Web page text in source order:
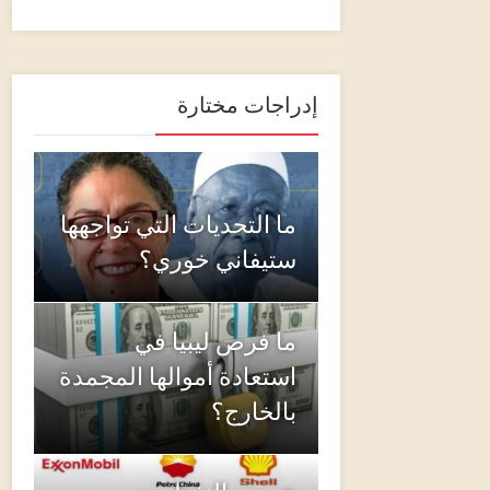
إدراجات مختارة
ما التحديات التي تواجهها
ستيفاني خوري؟
ما فرص ليبيا في
استعادة أموالها المجمدة
بالخارج؟